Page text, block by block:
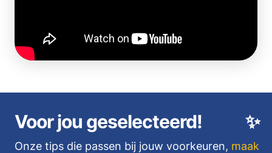
✨
Voor jou geselecteerd!
Onze tips die passen bij jouw voorkeuren, maak